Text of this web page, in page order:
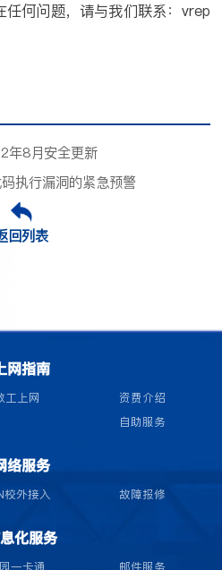
任何问题，请与我们联系：vrep
年8月安全更新
执行漏洞的紧急预警
回列表
网指南
工上网
资费介绍
自助服务
络服务
校外接入 故障报修
化服务